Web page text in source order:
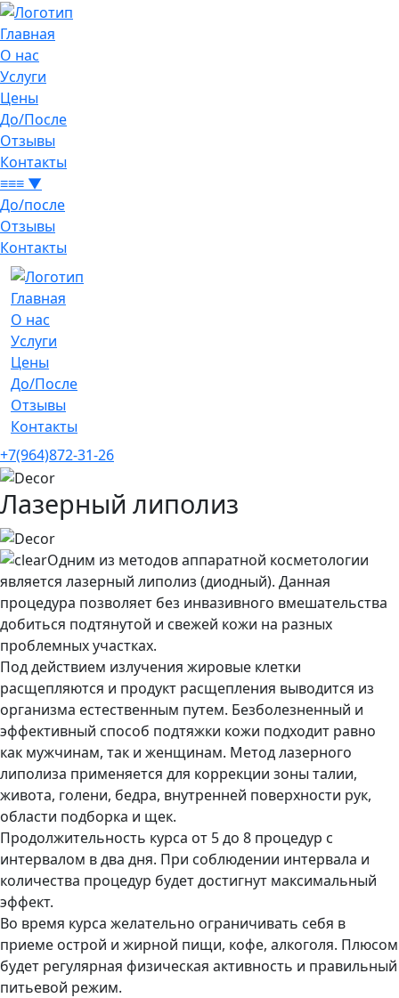
Главная
О нас
Услуги
Цены
До/После
Отзывы
Контакты
≡≡≡ ▼
До/после
Отзывы
Контакты
Главная
О нас
Услуги
Цены
До/После
Отзывы
Контакты
+7(964)872-31-26
Лазерный липолиз
Одним из методов аппаратной косметологии
является лазерный липолиз (диодный). Данная
процедура позволяет без инвазивного вмешательства
добиться подтянутой и свежей кожи на разных
проблемных участках.
Под действием излучения жировые клетки
расщепляются и продукт расщепления выводится из
организма естественным путем. Безболезненный и
эффективный способ подтяжки кожи подходит равно
как мужчинам, так и женщинам. Метод лазерного
липолиза применяется для коррекции зоны талии,
живота, голени, бедра, внутренней поверхности рук,
области подборка и щек.
Продолжительность курса от 5 до 8 процедур с
интервалом в два дня. При соблюдении интервала и
количества процедур будет достигнут максимальный
эффект.
Во время курса желательно ограничивать себя в
приеме острой и жирной пищи, кофе, алкоголя. Плюсом
будет регулярная физическая активность и правильный
питьевой режим.